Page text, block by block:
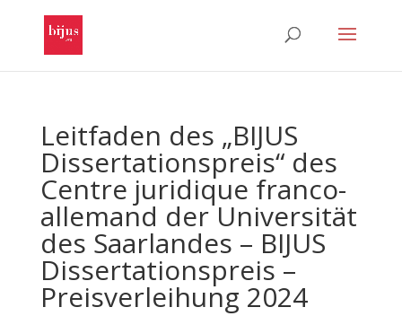
Leitfaden des „BIJUS
Dissertationspreis“ des
Centre juridique franco-
allemand der Universität
des Saarlandes – BIJUS
Dissertationspreis –
Preisverleihung 2024